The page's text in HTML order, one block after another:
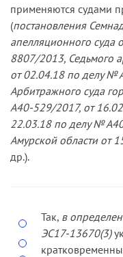
применяются судами
(постановления
апелляционного суда
8807/2013, Седьмого
от 02.04.18 по делу №
Арбитражного суда
А40-529/2017, от
22.03.18 по делу №
Амурской области от
др.).
Так, в
ЭС17-13670(3)